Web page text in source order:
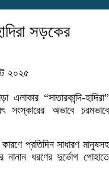
সড়কের
২০২৫
এলাকার “সাতারকান্দি-হাদিরা”
সংস্কারের অভাবে চরমভাবে
প্রতিদিন সাধারণ মানুষসহ
নানান ধরণের দুর্ভোগ পোহাতে